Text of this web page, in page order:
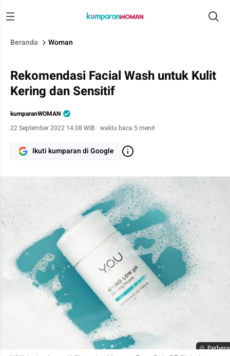
Beranda Woman
Rekomendasi Facial Wash untuk Kulit
Kering dan Sensitif
kumparanWOMAN
22 September 2022 14:08 WIB · waktu baca 5 menit
Ikuti kumparan di Google